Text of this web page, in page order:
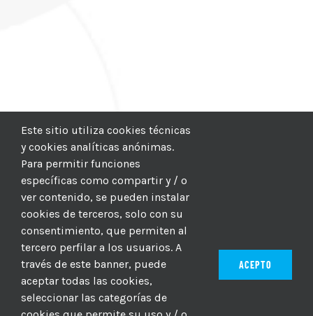
© 2012–2025 |CICIC| Hosting: Hosting Para PYMES
Este sitio utiliza cookies técnicas
y cookies analíticas anónimas.
Para permitir funciones
específicas como compartir y / o
ver contenido, se pueden instalar
cookies de terceros, solo con su
consentimiento, que permiten al
tercero perfilar a los usuarios. A
través de este banner, puede
aceptar todas las cookies,
seleccionar las categorías de
ACEPTO